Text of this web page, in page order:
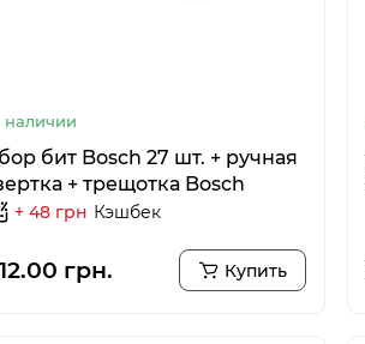
наличии
бит Bosch 27 шт. + ручная
+ трещотка Bosch
+ 48 грн Кэшбек
грн. Купить